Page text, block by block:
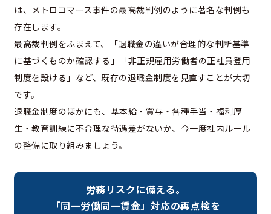
は、メトロコマース事件の最高裁判例のように著名な判例も
存在します。
最高裁判例をふまえて、「退職金の違いが合理的な判断基準
に基づくものか確認する」「非正規雇用労働者の正社員登用
制度を設ける」など、既存の退職金制度を見直すことが大切
です。
退職金制度のほかにも、基本給・賞与・各種手当・福利厚
生・教育訓練に不合理な待遇差がないか、今一度社内ルール
の整備に取り組みましょう。
労務リスクに備える。
「同一労働同一賃金」対応の再点検を